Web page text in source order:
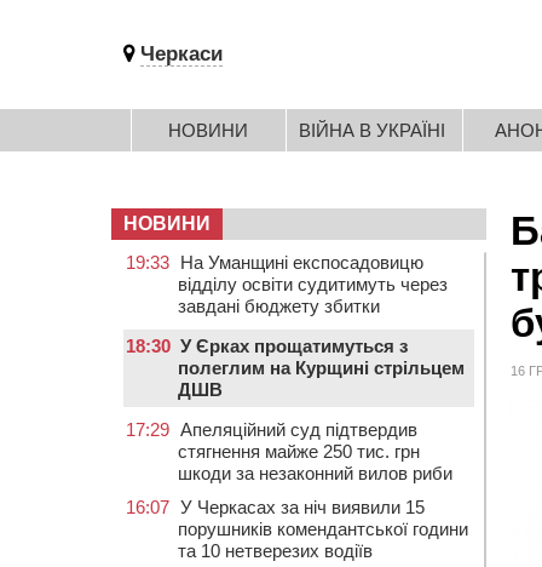
Черкаси
НОВИНИ ВІЙНА В УКРАЇНІ
16
НОВИНИ
19:33 На Уманщині експосадовицю
відділу освіти судитимуть через
завдані бюджету збитки
18:30 У Єрках прощатимуться з
полеглим на Курщині стрільцем
ДШВ
17:29 Апеляційний суд підтвердив
стягнення майже 250 тис. грн
шкоди за незаконний вилов риби
16:07 У Черкасах за ніч виявили 15
порушників комендантської години
та 10 нетверезих водіїв